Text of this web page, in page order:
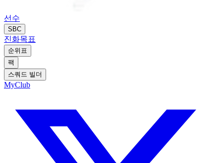
선수
SBC
진화목표
순위표
팩
스쿼드 빌더
MyClub